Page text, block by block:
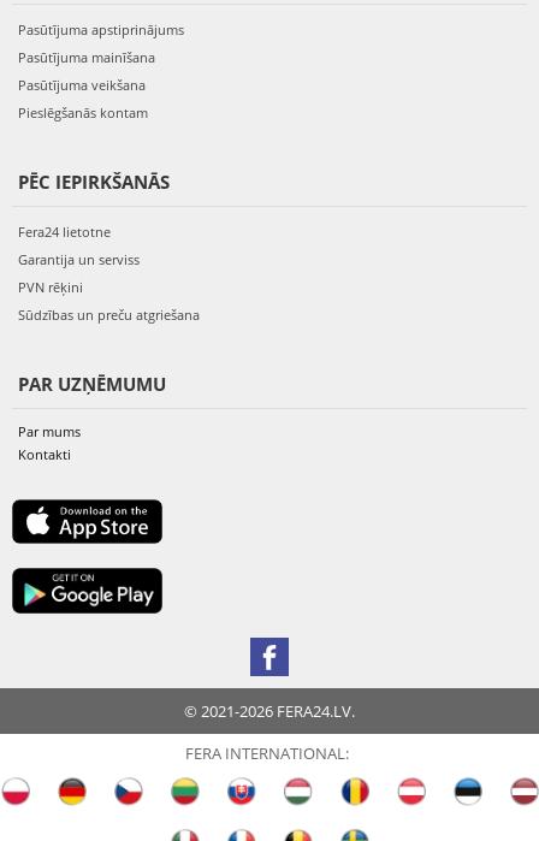
Pasūtījuma apstiprinājums
Pasūtījuma mainīšana
Pasūtījuma veikšana
Pieslēgšanās kontam
PĒC IEPIRKŠANĀS
Fera24 lietotne
Garantija un serviss
PVN rēķini
Sūdzības un preču atgriešana
PAR UZŅĒMUMU
Par mums
Kontakti
© 2021-2026 FERA24.LV.
FERA INTERNATIONAL: